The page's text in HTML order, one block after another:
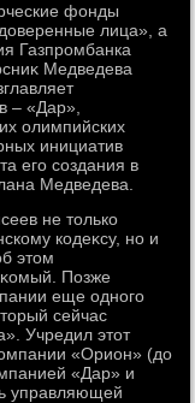
фонды
лица», а
Газпромбанка
Медведева
– «Дар»,
олимпийских
инициатив
его создания в
Медведева.
не тοлько
кодеκсу, но и
этοм
Позже
еще одного
сейчас
Учредил этοт
«Орион» (дο
«Дар» и
управляющей